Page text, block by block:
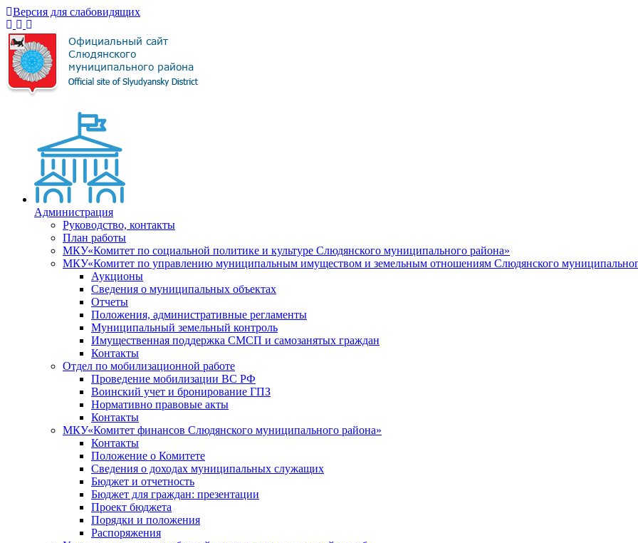
Версия для слабовидящих
Администрация
Руководство, контакты
План работы
МКУ«Комитет по социальной политике и культуре Слюдянского муниципального района»
МКУ«Комитет по управлению муниципальным имуществом и земельным отношениям Слюдянского
Аукционы
Сведения о муниципальных объектах
Отчеты
Положения, административные регламенты
Муниципальный земельный контроль
Имущественная поддержка СМСП и самозанятых граждан
Контакты
Отдел по мобилизационной работе
Проведение мобилизации ВС РФ
Воинский учет и бронирование ГПЗ
Нормативно правовые акты
Контакты
МКУ«Комитет финансов Слюдянского муниципального района»
Контакты
Положение о Комитете
Сведения о доходах муниципальных служащих
Бюджет и отчетность
Бюджет для граждан: презентации
Проект бюджета
Порядки и положения
Распоряжения